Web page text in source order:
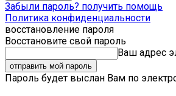
Забыли пароль? получить помощь
Политика конфиденциальности
восстановление пароля
Восстановите свой пароль
Ваш адрес
Пароль будет выслан Вам по